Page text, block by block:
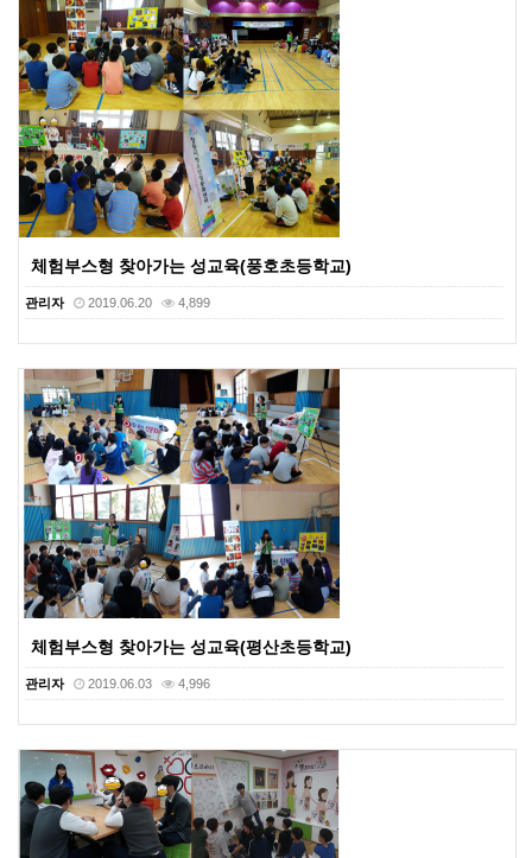
체험부스형 찾아가는 성교육(풍호초등학교)
관리자 2019.06.20 4,899
체험부스형 찾아가는 성교육(평산초등학교)
관리자 2019.06.03 4,996